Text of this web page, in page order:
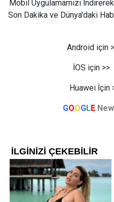
Mobil Uygulamamızı
Son Dakika ve Dünya'daki
Android için
İOS için >>
Huawei İçin
GOOGLE